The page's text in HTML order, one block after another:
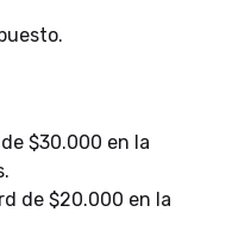
$30.000 en la
de $20.000 en la